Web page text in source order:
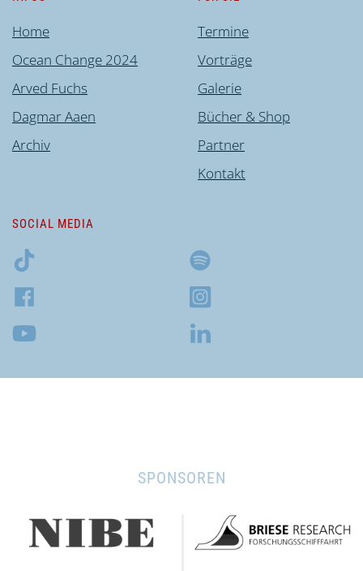
Home
Ocean Change 2024
Arved Fuchs
Dagmar Aaen
Archiv
Termine
Vorträge
Galerie
Bücher & Shop
Partner
Kontakt
SOCIAL MEDIA
SPONSOREN